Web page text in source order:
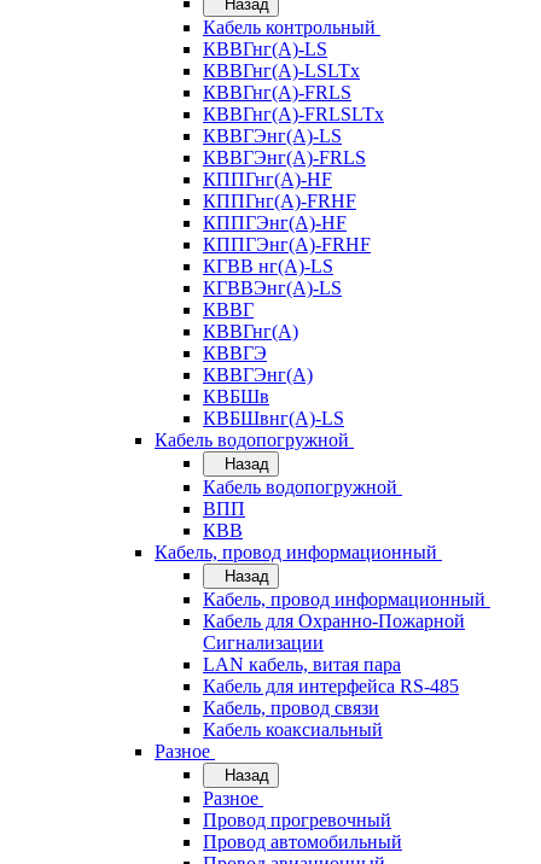
Назад
Кабель контрольный
КВВГнг(А)-LS
КВВГнг(А)-LSLTx
КВВГнг(А)-FRLS
КВВГнг(А)-FRLSLTx
КВВГЭнг(А)-LS
КВВГЭнг(А)-FRLS
КППГнг(А)-HF
КППГнг(А)-FRHF
КППГЭнг(А)-HF
КППГЭнг(А)-FRHF
КГВВ нг(А)-LS
КГВВЭнг(А)-LS
КВВГ
КВВГнг(А)
КВВГЭ
КВВГЭнг(А)
КВБШв
КВБШвнг(А)-LS
Кабель водопогружной
Назад
Кабель водопогружной
ВПП
КВВ
Кабель, провод информационный
Назад
Кабель, провод информационный
Кабель для Охранно-Пожарной
Сигнализации
LAN кабель, витая пара
Кабель для интерфейса RS-485
Кабель, провод связи
Кабель коаксиальный
Разное
Назад
Разное
Провод прогревочный
Провод автомобильный